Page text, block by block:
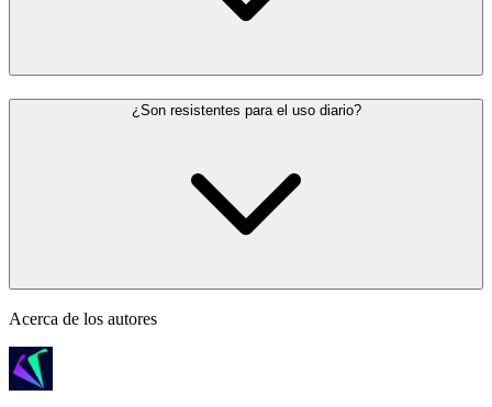
¿Son resistentes para el uso diario?
Acerca de los autores